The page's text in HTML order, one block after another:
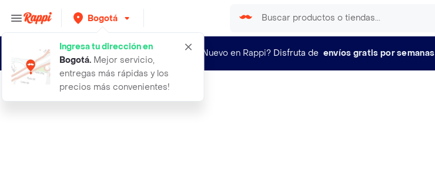
Bogotá
Ingresa tu dirección en
Bogotá. Mejor servicio,
entregas más rápidas y los
precios más convenientes!
¿Nuevo en Rappi? Disfruta de envíos gratis por semanas
50 cosas que hay que saber sobre ge